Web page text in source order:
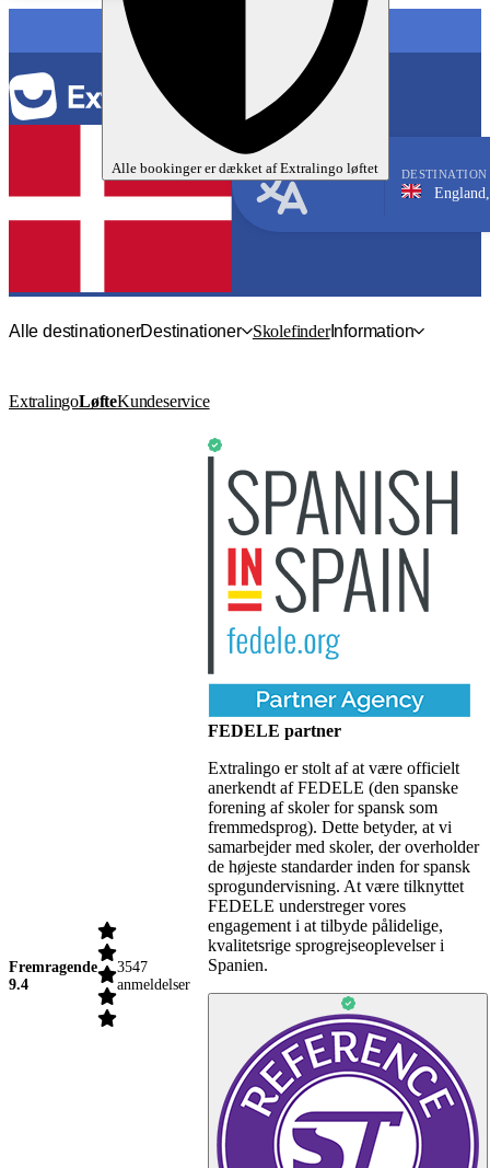
Alle bookinger er dækket afExtralingo løftet
SPROG
DESTINATION
England,
Alle destinationerDestinationer SkolefinderInformation
ExtralingoLøfteKundeservice
Fremragende
9.4
3547
anmeldelser
FEDELE partner
Extralingo er stolt af at være officielt
anerkendt af FEDELE (den spanske
forening af skoler for spansk som
fremmedsprog). Dette betyder, at vi
samarbejder med skoler, der overholder
de højeste standarder inden for spansk
sprogundervisning. At være tilknyttet
FEDELE understreger vores
engagement i at tilbyde pålidelige,
kvalitetsrige sprogrejseoplevelser i
Spanien.